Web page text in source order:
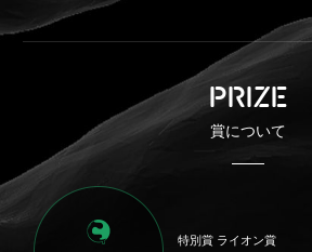
PRIZE
賞について
特別賞 ライオン賞